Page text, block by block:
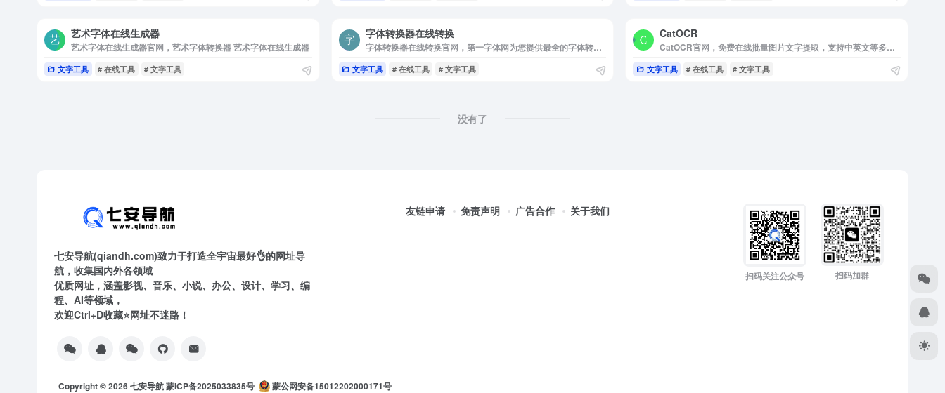
艺术字体在线生成器
艺术字体在线生成器官网，艺术字体转换器 艺术字体在线生成器
文字工具 # 在线工具 # 文字工具
字体转换器在线转换
字体转换器在线转换官网，第一字体网为您提供最全的字体转换器在线转换，艺术字体在线生成器和字体下载，包括书法字体在线转换，毛笔字在线生成器，更有草书字体，篆体字，连笔字，POP字体转换器等中文和英文字体。
文字工具 # 在线工具 # 文字工具
CatOCR
CatOCR官网，免费在线批量图片文字提取，支持中英文等多种语言的高效准确识别，一键复制文本导出Word。
文字工具 # 在线工具 # 文字工具
没有了
七安导航(qiandh.com)致力于打造全宇宙最好👌的网址导
航，收集国内外各领域
优质网址，涵盖影视、音乐、小说、办公、设计、学习、编
程、AI等领域，
欢迎Ctrl+D收藏⭐网址不迷路！
友链申请 免责声明 广告合作 关于我们
扫码关注公众号 扫码加群
Copyright © 2026七安导航蒙ICP备2025033835号 蒙公网安备15012202000171号